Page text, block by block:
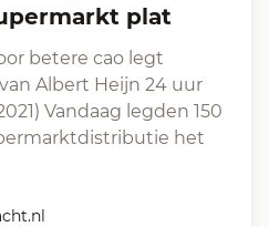
plat
betere cao legt
Albert Heijn 24 uur
Vandaag legden 150
het